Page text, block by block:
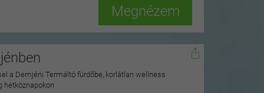
Megnézem
a Demjéni Termáltó fürdőbe, korlátlan wellness
hétköznapokon